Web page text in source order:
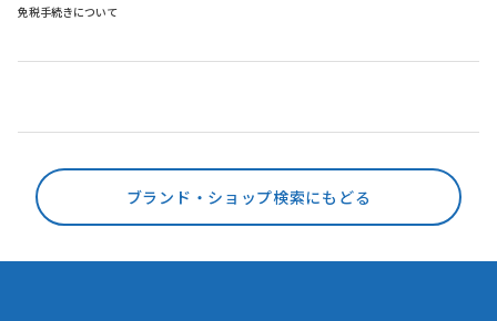
免税手続きについて
ブランド・ショップ検索にもどる